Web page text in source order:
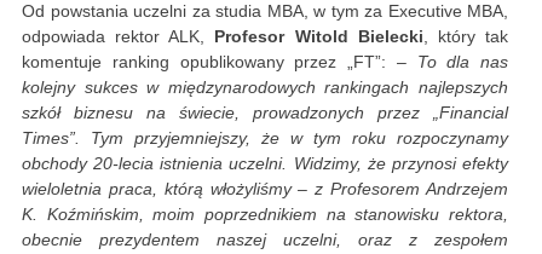
Od powstania uczelni za studia MBA, w tym za Executive MBA,
odpowiada rektor ALK, Profesor Witold Bielecki, który tak
komentuje ranking opublikowany przez „FT”: – To dla nas
kolejny sukces w międzynarodowych rankingach najlepszych
szkół biznesu na świecie, prowadzonych przez „Financial
Times”. Tym przyjemniejszy, że w tym roku rozpoczynamy
obchody 20-lecia istnienia uczelni. Widzimy, że przynosi efekty
wieloletnia praca, którą włożyliśmy – z Profesorem Andrzejem
K. Koźmińskim, moim poprzednikiem na stanowisku rektora,
obecnie prezydentem naszej uczelni, oraz z zespołem